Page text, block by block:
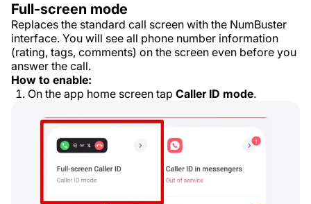
Full-screen mode
Replaces the standard call screen with the NumBuster
interface. You will see all phone number information
(rating, tags, comments) on the screen even before you
answer the call.
How to enable:
On the app home screen tap Caller ID mode.